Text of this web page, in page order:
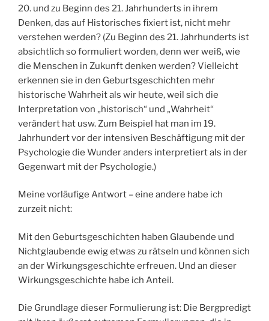
20. und zu Beginn des 21. Jahrhunderts in ihrem
Denken, das auf Historisches fixiert ist, nicht mehr
verstehen werden? (Zu Beginn des 21. Jahrhunderts ist
absichtlich so formuliert worden, denn wer weiß, wie
die Menschen in Zukunft denken werden? Vielleicht
erkennen sie in den Geburtsgeschichten mehr
historische Wahrheit als wir heute, weil sich die
Interpretation von „historisch“ und „Wahrheit“
verändert hat usw. Zum Beispiel hat man im 19.
Jahrhundert vor der intensiven Beschäftigung mit der
Psychologie die Wunder anders interpretiert als in der
Gegenwart mit der Psychologie.)
Meine vorläufige Antwort – eine andere habe ich
zurzeit nicht:
Mit den Geburtsgeschichten haben Glaubende und
Nichtglaubende ewig etwas zu rätseln und können sich
an der Wirkungsgeschichte erfreuen. Und an dieser
Wirkungsgeschichte habe ich Anteil.
Die Grundlage dieser Formulierung ist: Die Bergpredigt